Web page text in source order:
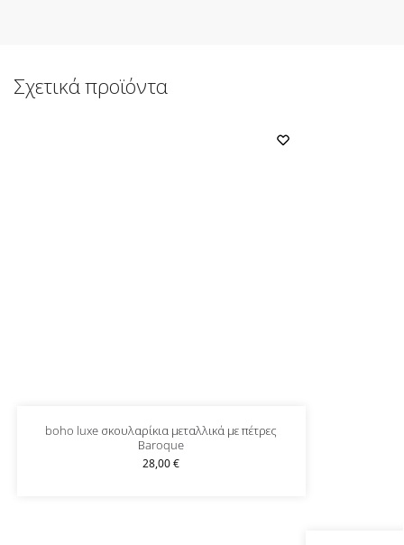
Σχετικά προϊόντα
boho luxe σκουλαρίκια μεταλλικά με πέτρες
Βaroque
28,00€